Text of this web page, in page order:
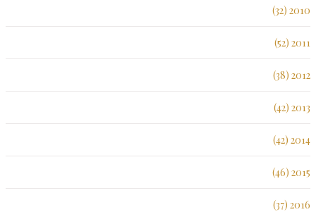
2010 (32)
2011 (52)
2012 (38)
2013 (42)
2014 (42)
2015 (46)
2016 (37)